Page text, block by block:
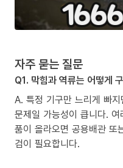
자주 묻는 질문
Q1. 막힘과 역류는 어떻게
A. 특정 기구만 느리게 빠
문제일 가능성이 큽니다.
품이 올라오면 공용배관 또
검이 필요합니다.